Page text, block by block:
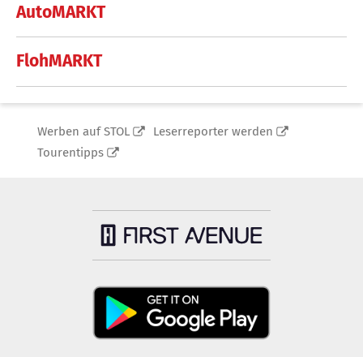
AutoMARKT
FlohMARKT
Werben auf STOL
Leserreporter werden
Tourentipps